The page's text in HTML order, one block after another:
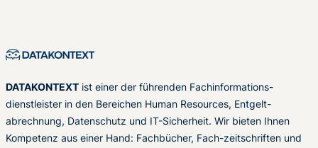
DATAKONTEXT ist einer der führenden Fachinformations-
dienstleister in den Bereichen Human Resources, Entgelt-
abrechnung, Datenschutz und IT-Sicherheit. Wir bieten Ihnen
Kompetenz aus einer Hand: Fachbücher, Fach-zeitschriften und